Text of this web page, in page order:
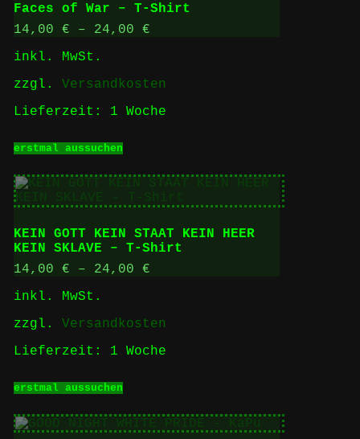
Die
Optionen
Produktseite
werden
Faces of War – T-Shirt
14,00 € – 24,00 €
inkl. MwSt.
zzgl. Versandkosten
Lieferzeit: 1 Woche
erstmal aussuchenProdukt
mehrere
Varianten
auf.
Die
Optionen
können
auf
werden
KEIN GOTT KEIN STAAT KEIN HEER
KEIN SKLAVE – T-Shirt
14,00 € – 24,00 €
inkl. MwSt.
zzgl. Versandkosten
Lieferzeit: 1 Woche
erstmal aussuchenProdukt
mehrere
Varianten